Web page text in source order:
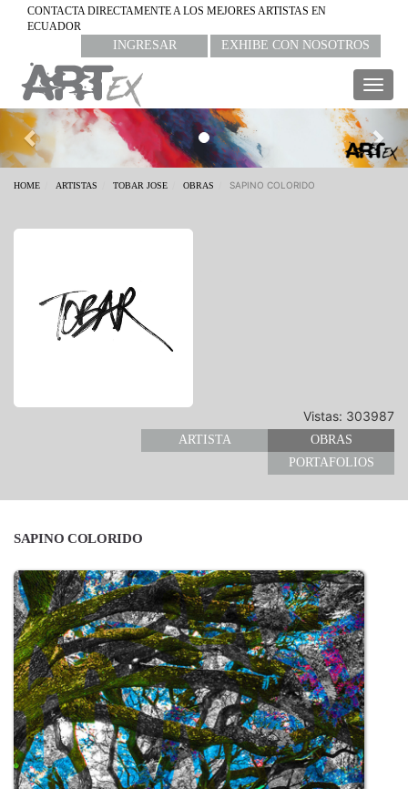
CONTACTA DIRECTAMENTE A LOS MEJORES ARTISTAS EN
ECUADOR
INGRESAR EXHIBE CON NOSOTROS
Previous
HOME ARTISTAS TOBAR JOSE OBRAS SAPINO COLORIDO
Vistas: 303987
ARTISTA
OBRAS
PORTAFOLIOS
SAPINO COLORIDO